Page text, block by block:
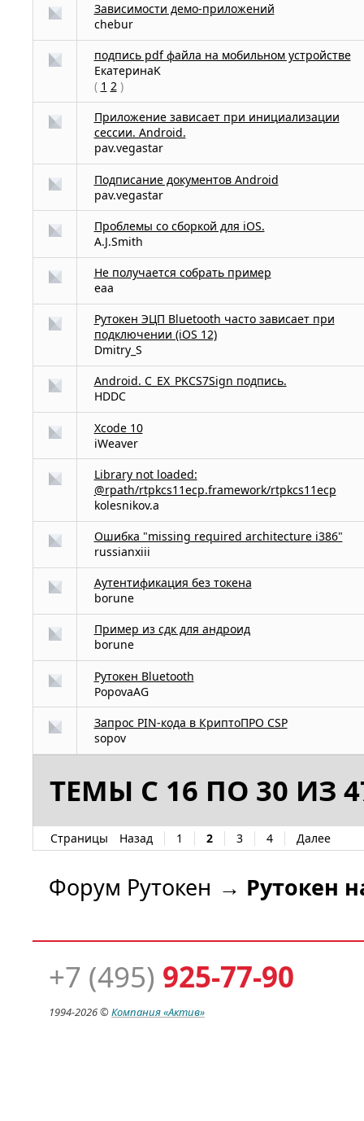
Зависимости демо-приложений
chebur
подпись pdf файла на мобильном устройстве
ЕкатеринаK
( 1 2)
Приложение зависает при инициализации
сессии. Android.
pav.vegastar
Подписание документов Android
pav.vegastar
Проблемы со сборкой для iOS.
A.J.Smith
Не получается собрать пример
eaa
Рутокен ЭЦП Bluetooth часто зависает при
подключении (iOS 12)
Dmitry_S
Android. C_EX_PKCS7Sign подпись.
HDDC
Xcode 10
iWeaver
Library not loaded:
@rpath/rtpkcs11ecp.framework/rtpkcs11ecp
kolesnikov.a
Ошибка "missing required architecture i386"
russianxiii
Аутентификация без токена
borune
Пример из сдк для андроид
borune
Рутокен Bluetooth
PopovaAG
Запрос PIN-кода в КриптоПРО CSP
sopov
ТЕМЫ С 16 ПО 30 ИЗ
Страницы Назад 1 2 3 4 Далее
Форум Рутокен → Рутокен
+7 (495) 925-77-90
1994-2026 ©Компания«Актив»